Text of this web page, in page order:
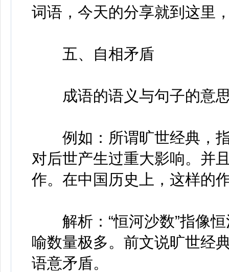
词语，今天的分享就到这里
五、自相矛盾
成语的语义与句子的意思
例如：所谓旷世经典，指
对后世产生过重大影响。并
作。在中国历史上，这样的
解析：“恒河沙数”指像恒
喻数量极多。前文说旷世经
语意矛盾。